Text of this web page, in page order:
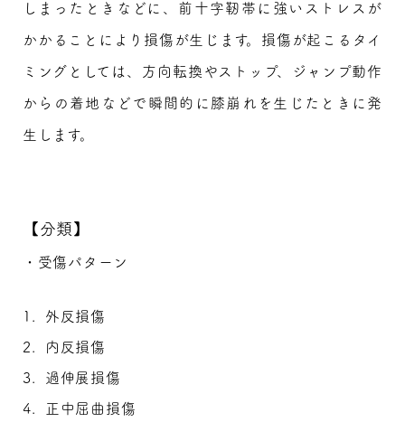
しまったときなどに、前十字靭帯に強いストレスが
かかることにより損傷が生じます。損傷が起こるタイ
ミングとしては、方向転換やストップ、ジャンプ動作
からの着地などで瞬間的に膝崩れを生じたときに発
生します。
【分類】
・受傷パターン
外反損傷
内反損傷
過伸展損傷
正中屈曲損傷